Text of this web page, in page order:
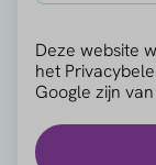
Deze website
het
Google zijn